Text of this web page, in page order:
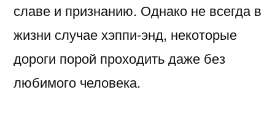
славе и признанию. Однако не всегда в
жизни случае хэппи-энд, некоторые
дороги порой проходить даже без
любимого человека.